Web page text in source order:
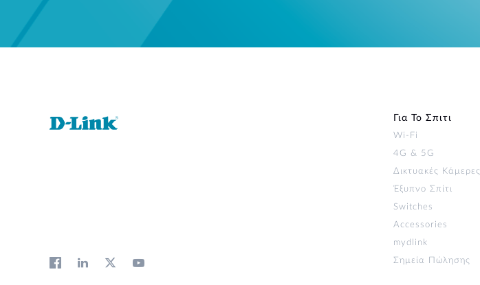
Για Το Σπιτι
Wi‑Fi
4G & 5G
Δικτυακές Κάμερες
Έξυπνο Σπίτι
Switches
Accessories
mydlink
Σημεία Πώλησης